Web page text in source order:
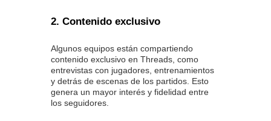
2. Contenido exclusivo
Algunos equipos están compartiendo
contenido exclusivo en Threads, como
entrevistas con jugadores, entrenamientos
y detrás de escenas de los partidos. Esto
genera un mayor interés y fidelidad entre
los seguidores.